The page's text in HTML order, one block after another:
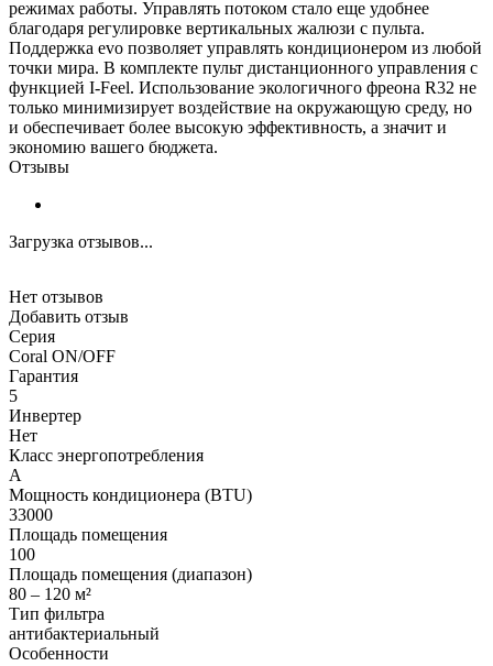
режимах работы. Управлять потоком стало еще удобнее
благодаря регулировке вертикальных жалюзи с пульта.
Поддержка evo позволяет управлять кондиционером из любой
точки мира. В комплекте пульт дистанционного управления с
функцией I-Feel. Использование экологичного фреона R32 не
только минимизирует воздействие на окружающую среду, но
и обеспечивает более высокую эффективность, а значит и
экономию вашего бюджета.
Отзывы
Загрузка отзывов...
Нет отзывов
Добавить отзыв
Серия
Coral ON/OFF
Гарантия
5
Инвертер
Нет
Класс энергопотребления
A
Мощность кондиционера (BTU)
33000
Площадь помещения
100
Площадь помещения (диапазон)
80 – 120 м²
Тип фильтра
антибактериальный
Особенности